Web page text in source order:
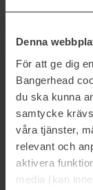
Denna
För att ge dig
Bangerhead
du ska kunna
samtycke
våra tjänster,
relevant och
aktivera
media (kan
200 ml
Schwarzkopf
Osis+ Volume Up
300 ml
241 kr
Ordinær pris 267 kr
Unite
Liquid Volume